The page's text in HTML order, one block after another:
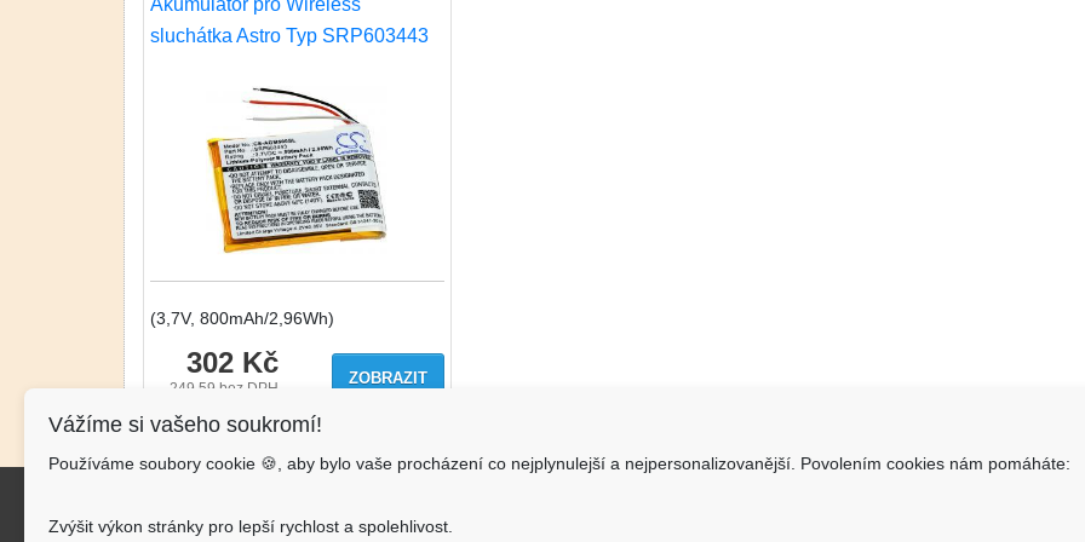
sluchátka Astro Typ SRP603443
(3,7V, 800mAh/2,96Wh)
302 Kč
249.59 bez DPH
ZOBRAZIT
Vážíme si vašeho soukromí!
Používáme soubory cookie 🍪, aby bylo vaše procházení co nejplynulejší a nejpersonalizovanější. Povolením cookies nám pomáháte:
Zvýšit výkon stránky pro lepší rychlost a spolehlivost.